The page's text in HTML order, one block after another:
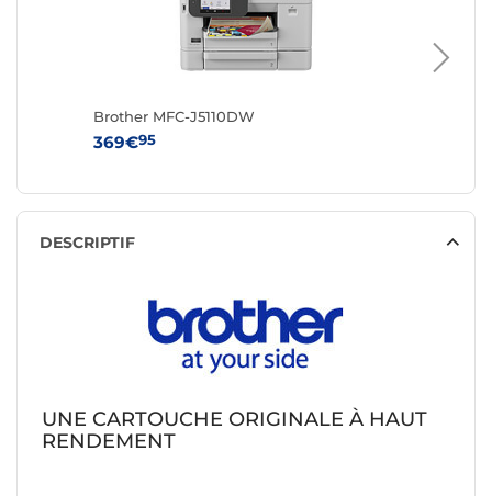
Brother MFC-J5110DW
369€95
DESCRIPTIF
UNE CARTOUCHE ORIGINALE À HAUT
RENDEMENT